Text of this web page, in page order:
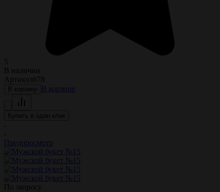
5
В наличии
Артикул 678
В корзину В корзине
Купить в один клик
-
-
Предпросмотр
По запросу